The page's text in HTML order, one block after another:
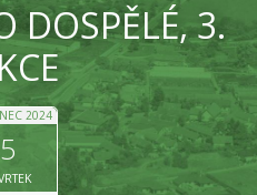
DOSPĚLÉ, 3.
2024
5